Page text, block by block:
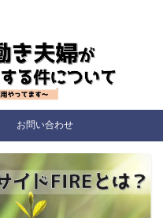
お問い合わせ